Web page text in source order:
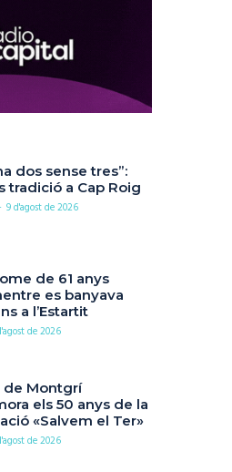
dos sense tres”:
tradició a Cap Roig
9 d'agost de 2026
de 61 anys
es banyava
a l’Estartit
de 2026
de Montgrí
els 50 anys de la
«Salvem el Ter»
de 2026